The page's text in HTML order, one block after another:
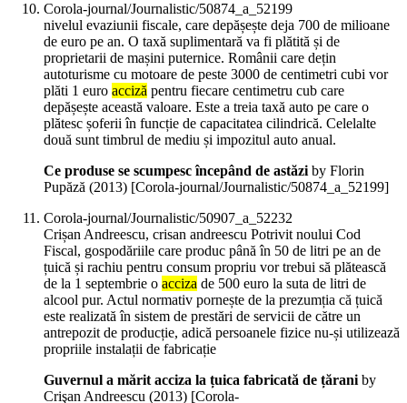
Corola-journal/Journalistic/50874_a_52199
nivelul evaziunii fiscale, care depășește deja 700 de milioane
de euro pe an. O taxă suplimentară va fi plătită și de
proprietarii de mașini puternice. Românii care dețin
autoturisme cu motoare de peste 3000 de centimetri cubi vor
plăti 1 euro acciză pentru fiecare centimetru cub care
depășește această valoare. Este a treia taxă auto pe care o
plătesc șoferii în funcție de capacitatea cilindrică. Celelalte
două sunt timbrul de mediu și impozitul auto anual.
Ce produse se scumpesc începând de astăziby Florin
Pupăză (2013) [Corola-journal/Journalistic/50874_a_52199]
Corola-journal/Journalistic/50907_a_52232
Crișan Andreescu, crisan andreescu Potrivit noului Cod
Fiscal, gospodăriile care produc până în 50 de litri pe an de
țuică și rachiu pentru consum propriu vor trebui să plătească
de la 1 septembrie o acciza de 500 euro la suta de litri de
alcool pur. Actul normativ pornește de la prezumția că țuică
este realizată în sistem de prestări de servicii de către un
antrepozit de producție, adică persoanele fizice nu-și utilizează
propriile instalații de fabricație
Guvernul a mărit acciza la țuica fabricată de țăraniby
Crişan Andreescu (2013) [Corola-